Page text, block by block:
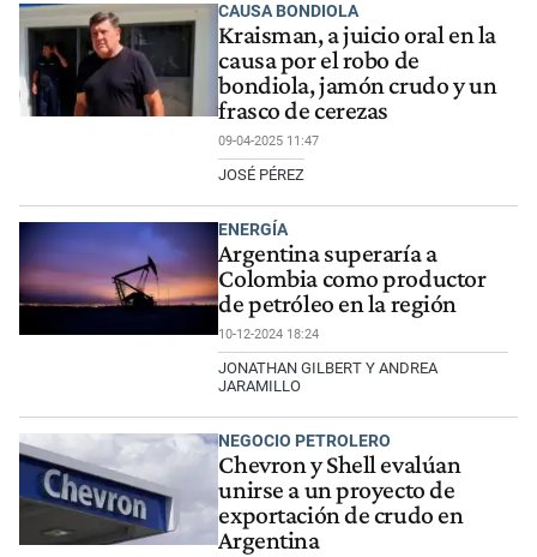
CAUSA BONDIOLA
Kraisman, a juicio oral en la
causa por el robo de
bondiola, jamón crudo y un
frasco de cerezas
09-04-2025 11:47
JOSÉ PÉREZ
ENERGÍA
Argentina superaría a
Colombia como productor
de petróleo en la región
10-12-2024 18:24
JONATHAN GILBERT Y ANDREA
JARAMILLO
NEGOCIO PETROLERO
Chevron y Shell evalúan
unirse a un proyecto de
exportación de crudo en
Argentina